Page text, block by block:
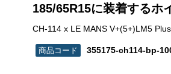
185/65R15に装着するホ
CH-114 x LE MANS V+(5+)LM5
355175-ch114-bp-